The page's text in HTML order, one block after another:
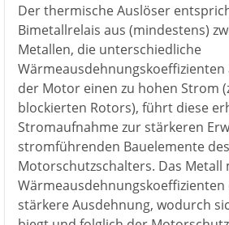
Der thermische Auslöser
Bimetallrelais aus (mindestens)
Metallen, die unterschiedliche
Wärmeausdehnungskoeffizienten
der Motor einen zu hohen Strom
blockierten Rotors), führt diese
Stromaufnahme zur stärkeren
stromführenden Bauelemente des
Motorschutzschalters. Das
stärkere Ausdehnung, wodurch